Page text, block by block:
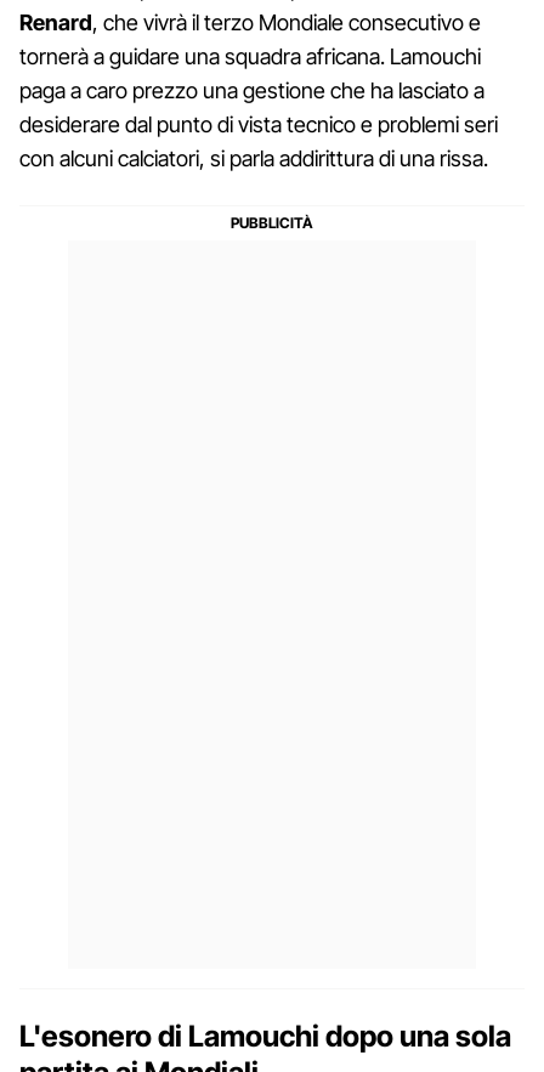
Renard, che vivrà il terzo Mondiale consecutivo e
tornerà a guidare una squadra africana. Lamouchi
paga a caro prezzo una gestione che ha lasciato a
desiderare dal punto di vista tecnico e problemi seri
con alcuni calciatori, si parla addirittura di una rissa.
L'esonero di Lamouchi dopo una sola